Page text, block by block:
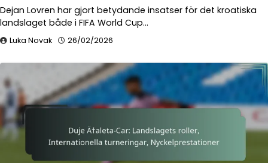
Dejan Lovren har gjort betydande insatser för det kroatiska
landslaget både i FIFA World Cup…
Luka Novak 26/02/2026